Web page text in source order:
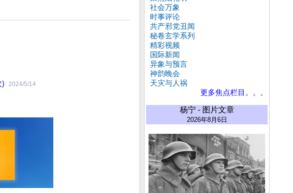
) 2024/5/14
社会万象
时事评论
共产邪党丑闻
秘卷玄学系列
精彩视频
国际新闻
异象与预言
神韵晚会
天灾与人祸
更多焦点栏目。。。
杨宁 - 图片文章
2026年8月6日